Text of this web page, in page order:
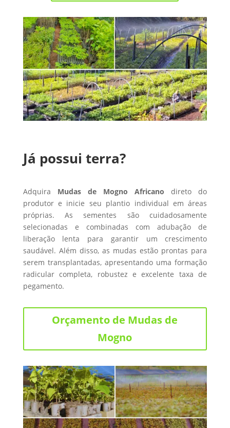
Já possui terra?
Adquira Mudas de Mogno Africano direto do
produtor e inicie seu plantio individual em áreas
próprias. As sementes são cuidadosamente
selecionadas e combinadas com adubação de
liberação lenta para garantir um crescimento
saudável. Além disso, as mudas estão prontas para
serem transplantadas, apresentando uma formação
radicular completa, robustez e excelente taxa de
pegamento.
Orçamento de Mudas de
Mogno